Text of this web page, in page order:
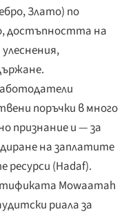
Злато) по
достъпността на
поръчки в много
признание и — за
на заплатите
ресурси (Hadaf).
Mowaamah
риала за